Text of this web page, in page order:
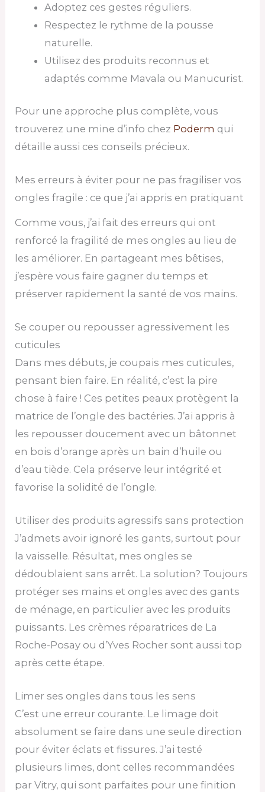
Adoptez ces gestes réguliers.
Respectez le rythme de la pousse
naturelle.
Utilisez des produits reconnus et
adaptés comme Mavala ou Manucurist.
Pour une approche plus complète, vous
trouverez une mine d’info chez Poderm qui
détaille aussi ces conseils précieux.
Mes erreurs à éviter pour ne pas fragiliser vos
ongles fragile : ce que j’ai appris en pratiquant
Comme vous, j’ai fait des erreurs qui ont
renforcé la fragilité de mes ongles au lieu de
les améliorer. En partageant mes bêtises,
j’espère vous faire gagner du temps et
préserver rapidement la santé de vos mains.
Se couper ou repousser agressivement les
cuticules
Dans mes débuts, je coupais mes cuticules,
pensant bien faire. En réalité, c’est la pire
chose à faire ! Ces petites peaux protègent la
matrice de l’ongle des bactéries. J’ai appris à
les repousser doucement avec un bâtonnet
en bois d’orange après un bain d’huile ou
d’eau tiède. Cela préserve leur intégrité et
favorise la solidité de l’ongle.
Utiliser des produits agressifs sans protection
J’admets avoir ignoré les gants, surtout pour
la vaisselle. Résultat, mes ongles se
dédoublaient sans arrêt. La solution? Toujours
protéger ses mains et ongles avec des gants
de ménage, en particulier avec les produits
puissants. Les crèmes réparatrices de La
Roche-Posay ou d’Yves Rocher sont aussi top
après cette étape.
Limer ses ongles dans tous les sens
C’est une erreur courante. Le limage doit
absolument se faire dans une seule direction
pour éviter éclats et fissures. J’ai testé
plusieurs limes, dont celles recommandées
par Vitry, qui sont parfaites pour une finition